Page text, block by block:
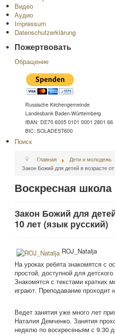
Видео
Аудио
Impressum
Datenschutzerklärung
Пожертвовать
Обращение
Russische Kirchengemeinde
Landesbank Baden-Württemberg
IBAN: DE70 6005 0101 0001 2801 66
BIC: SOLADEST600
Поиск
Главная Дети и молодежь
Закон Божий для детей в возрасте
Воскресная школа
Закон Божий для
10 лет (язык русский)
ROJ_Natalja
На уроках ребята знакомятся с
простой, доступной для
Знакомятся с текстами кратких
играют. Преподавание проходит
Ведет занятия уже много лет
Наталия Демченко. Занятия
неделю по воскресеньям с 9.30